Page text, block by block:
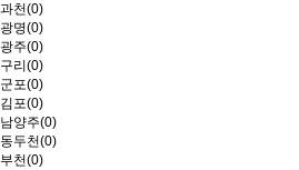
과천(0)
광명(0)
광주(0)
구리(0)
군포(0)
김포(0)
남양주(0)
동두천(0)
부천(0)